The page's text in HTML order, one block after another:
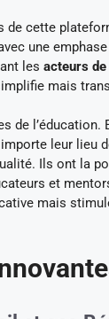
cette
une
les acteurs de
mais
de
leur lieu
Ils ont la
et
mais